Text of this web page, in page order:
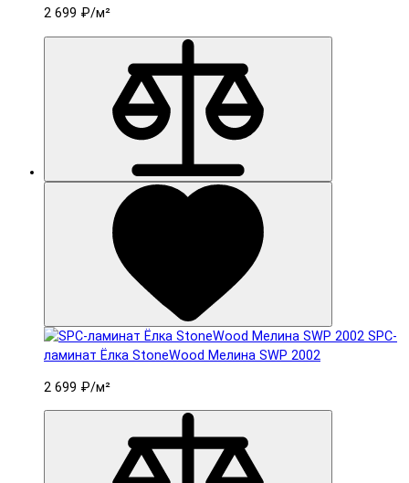
2 699 ₽/м²
SPC-
ламинат Ëлка StoneWood Мелина SWP 2002
2 699 ₽/м²